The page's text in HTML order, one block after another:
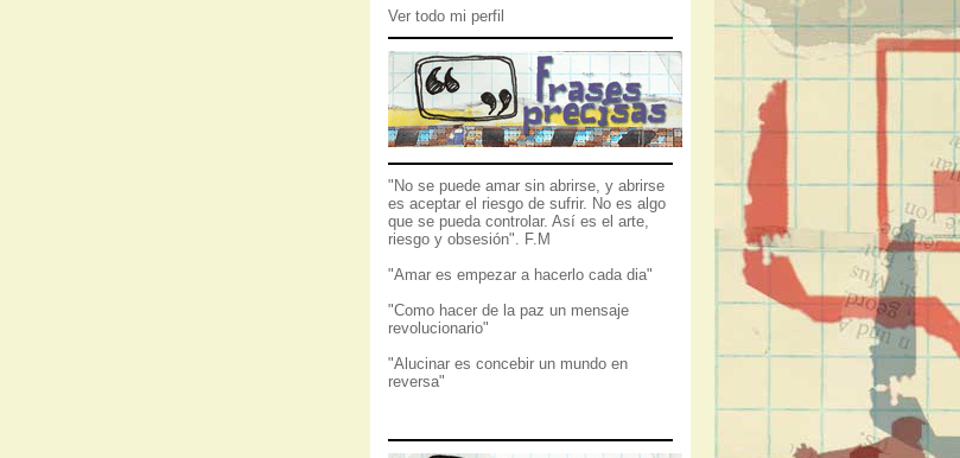
Ver todo mi perfil
"No se puede amar sin abrirse, y abrirse
es aceptar el riesgo de sufrir. No es algo
que se pueda controlar. Así es el arte,
riesgo y obsesión". F.M
"Amar es empezar a hacerlo cada dia"
"Como hacer de la paz un mensaje
revolucionario"
"Alucinar es concebir un mundo en
reversa"